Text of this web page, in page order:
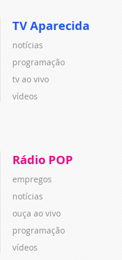
TV Aparecida
notícias
programação
tv ao vivo
vídeos
Rádio POP
empregos
notícias
ouça ao vivo
programação
vídeos